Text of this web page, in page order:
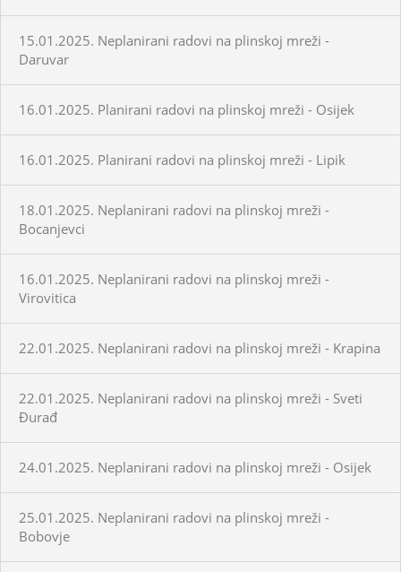
15.01.2025. Neplanirani radovi na plinskoj mreži -
Daruvar
16.01.2025. Planirani radovi na plinskoj mreži - Osijek
16.01.2025. Planirani radovi na plinskoj mreži - Lipik
18.01.2025. Neplanirani radovi na plinskoj mreži -
Bocanjevci
16.01.2025. Neplanirani radovi na plinskoj mreži -
Virovitica
22.01.2025. Neplanirani radovi na plinskoj mreži - Krapina
22.01.2025. Neplanirani radovi na plinskoj mreži - Sveti
Đurađ
24.01.2025. Neplanirani radovi na plinskoj mreži - Osijek
25.01.2025. Neplanirani radovi na plinskoj mreži -
Bobovje